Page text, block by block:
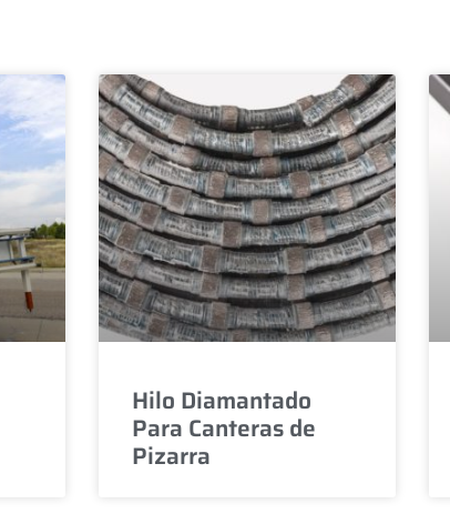
Hilo Diamantado
Para Canteras de
Pizarra